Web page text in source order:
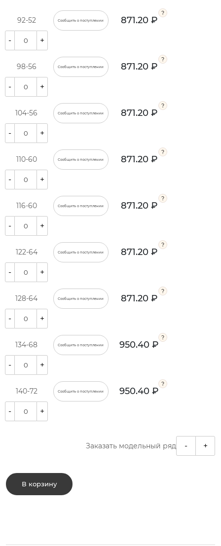
92-52 Сообщить о поступлении 871.20 ₽
- +
98-56 Сообщить о поступлении 871.20 ₽
- +
104-56 Сообщить о поступлении 871.20 ₽
- +
110-60 Сообщить о поступлении 871.20 ₽
- +
116-60 Сообщить о поступлении 871.20 ₽
- +
122-64 Сообщить о поступлении 871.20 ₽
- +
128-64 Сообщить о поступлении 871.20 ₽
- +
134-68 Сообщить о поступлении 950.40 ₽
- +
140-72 Сообщить о поступлении 950.40 ₽
- +
Заказать модельный ряд - +
В корзину